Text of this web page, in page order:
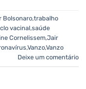
Bolsonaro,trabalho
vacinal,saúde
Cornelissem,Jair
,Vanzo,Vanzo
Deixe um comentário